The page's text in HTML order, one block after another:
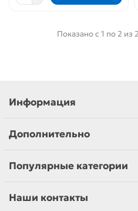
Показано с 1 по 2 из
Информация
Дополнительно
Популярные категории
Наши контакты